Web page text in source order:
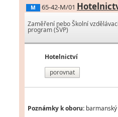
M 65-42-M/01
Zaměření nebo Školní
program (ŠVP)
Hotelnictví
porovnat
Poznámky k oboru: